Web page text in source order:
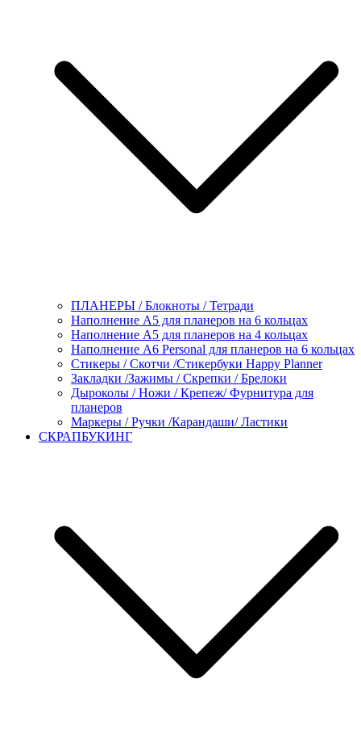
ПЛАНЕРЫ / Блокноты / Тетради
Наполнение А5 для планеров на 6 кольцах
Наполнение А5 для планеров на 4 кольцах
Наполнение А6 Personal для планеров на 6 кольцах
Стикеры / Скотчи /Стикербуки Happy Planner
Закладки /Зажимы / Скрепки / Брелоки
Дыроколы / Ножи / Крепеж/ Фурнитура для
планеров
Маркеры / Ручки /Карандаши/ Ластики
СКРАПБУКИНГ